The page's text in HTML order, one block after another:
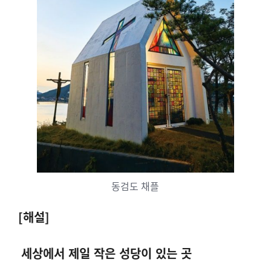
동검도 채플
[해설]
세상에서 제일 작은 성당이 있는 곳